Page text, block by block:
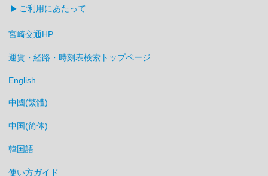
ご利用にあたって
宮崎交通HP
運賃・経路・時刻表検索トップページ
English
中國(繁體)
中国(简体)
韓国語
使い方ガイド